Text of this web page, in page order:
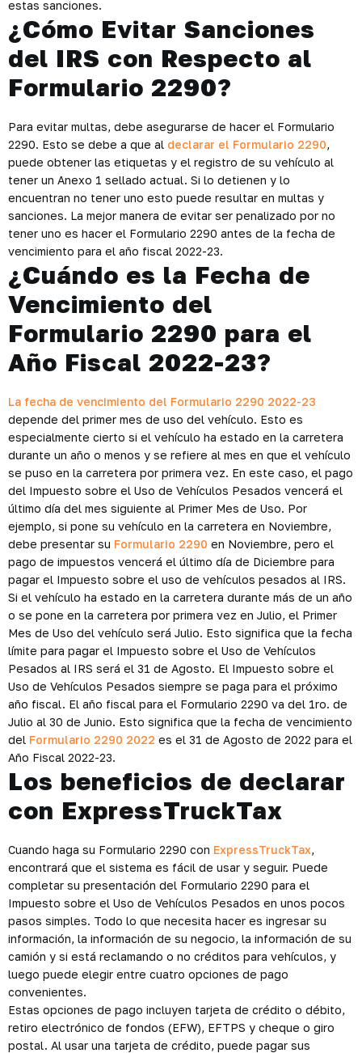
estas sanciones.
¿Cómo Evitar Sanciones
del IRS con Respecto al
Formulario 2290?
Para evitar multas, debe asegurarse de hacer el Formulario
2290. Esto se debe a que al declarar el Formulario 2290,
puede obtener las etiquetas y el registro de su vehículo al
tener un Anexo 1 sellado actual. Si lo detienen y lo
encuentran no tener uno esto puede resultar en multas y
sanciones. La mejor manera de evitar ser penalizado por no
tener uno es hacer el Formulario 2290 antes de la fecha de
vencimiento para el año fiscal 2022-23.
¿Cuándo es la Fecha de
Vencimiento del
Formulario 2290 para el
Año Fiscal 2022-23?
La fecha de vencimiento del Formulario 2290 2022-23
depende del primer mes de uso del vehículo. Esto es
especialmente cierto si el vehículo ha estado en la carretera
durante un año o menos y se refiere al mes en que el vehículo
se puso en la carretera por primera vez. En este caso, el pago
del Impuesto sobre el Uso de Vehículos Pesados ​​vencerá el
último día del mes siguiente al Primer Mes de Uso. Por
ejemplo, si pone su vehículo en la carretera en Noviembre,
debe presentar su Formulario 2290 en Noviembre, pero el
pago de impuestos vencerá el último día de Diciembre para
pagar el Impuesto sobre el uso de vehículos pesados ​​al IRS.
Si el vehículo ha estado en la carretera durante más de un año
o se pone en la carretera por primera vez en Julio, el Primer
Mes de Uso del vehículo será Julio. Esto significa que la fecha
límite para pagar el Impuesto sobre el Uso de Vehículos
Pesados ​​al IRS será el 31 de Agosto. El Impuesto sobre el
Uso de Vehículos Pesados ​​siempre se paga para el próximo
año fiscal. El año fiscal para el Formulario 2290 va del 1ro. de
Julio al 30 de Junio. Esto significa que la fecha de vencimiento
del Formulario 2290 2022 es el 31 de Agosto de 2022 para el
Año Fiscal 2022-23.
Los beneficios de declarar
con ExpressTruckTax
Cuando haga su Formulario 2290 con ExpressTruckTax,
encontrará que el sistema es fácil de usar y seguir. Puede
completar su presentación del Formulario 2290 para el
Impuesto sobre el Uso de Vehículos Pesados ​​en unos pocos
pasos simples. Todo lo que necesita hacer es ingresar su
información, la información de su negocio, la información de su
camión y si está reclamando o no créditos para vehículos, y
luego puede elegir entre cuatro opciones de pago
convenientes.
Estas opciones de pago incluyen tarjeta de crédito o débito,
retiro electrónico de fondos (EFW), EFTPS y cheque o giro
postal. Al usar una tarjeta de crédito, puede pagar sus